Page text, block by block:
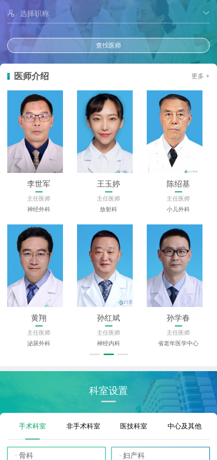

查找医师
医师介绍 更多 +
李世军
主任医师
神经外科
王玉婷
主任医师
放射科
陈绍基
主任医师
小儿外科
黄翔
主任医师
泌尿外科
孙红斌
主任医师
神经内科
孙学春
主任医师
省老年医学中心
科室设置
手术科室 非手术科室 医技科室 中心及其他
骨科 妇产科